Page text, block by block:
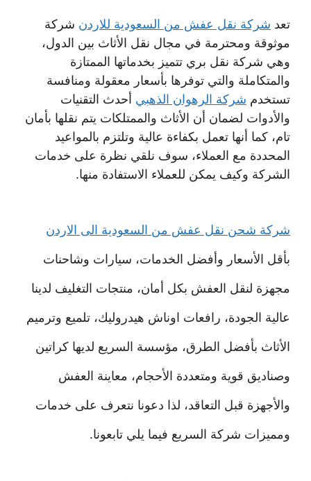
تعد شركة نقل عفش من السعودية للاردن شركة
موثوقة ومحترمة في مجال نقل الأثاث بين الدول،
وهي شركة نقل بري تتميز بخدماتها الممتازة
والمتكاملة والتي توفرها بأسعار معقولة ومنافسة
تستخدم شركة الرهوان الذهبي أحدث التقنيات
والأدوات لضمان أن الأثاث والممتلكات يتم نقلها بأمان
تام، كما أنها تعمل بكفاءة عالية وتلتزم بالمواعيد
المحددة مع العملاء، سوف نلقي نظرة على خدمات
الشركة وكيف يمكن للعملاء الاستفادة منها.
شركة شحن نقل عفش من السعودية الى الاردن
بأقل الأسعار وأفضل الخدمات، سيارات وشاحنات
مجهزة لنقل العفش بكل أمان، منتجات التغليف لدينا
عالية الجودة، رافعات اوناش هيدروليك، تلميع وترميم
الأثاث بأفضل الطرق، مؤسسة السريع لديها كراتين
وصناديق قوية ومتعددة الأحجام، معاينة العفش
والأجهزة قبل التعاقد، لذا دعونا نتعرف على خدمات
ومميزات شركة السريع فيما يلي تابعونا.